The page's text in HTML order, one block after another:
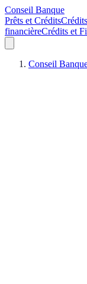
Conseil Banque
Prêts et Crédits
financièreCrédits et
Conseil